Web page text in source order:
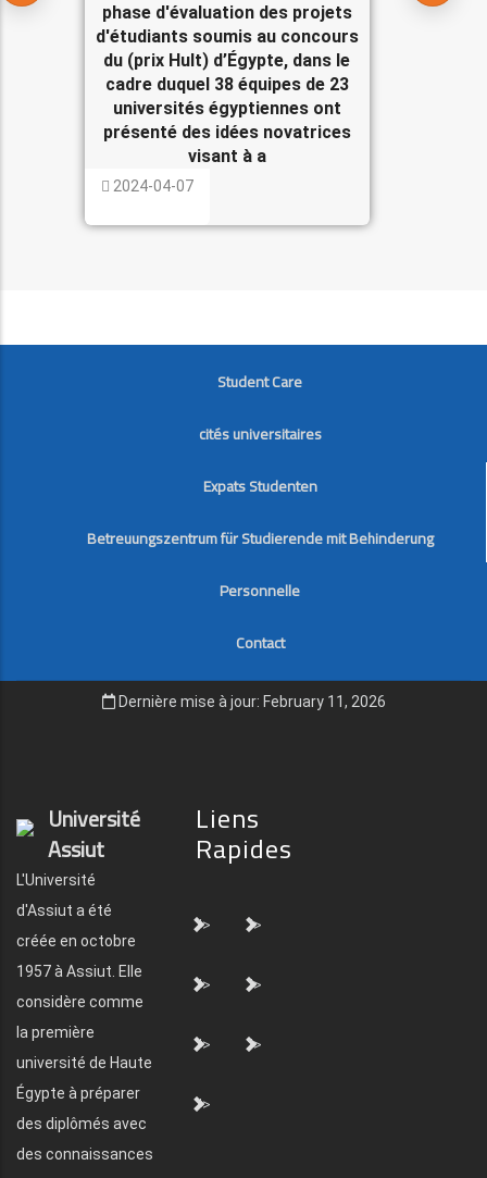
phase d'évaluation des projets
d'étudiants soumis au concours
du (prix Hult) d’Égypte, dans le
cadre duquel 38 équipes de 23
universités égyptiennes ont
présenté des idées novatrices
visant à a
2024-04-07
FOOTER
Student Care
cités universitaires
Expats Studenten
Betreuungszentrum für Studierende mit Behinderung
Personnelle
Contact
Dernière mise à jour: February 11, 2026
Université
Assiut
L'Université
d'Assiut a été
créée en octobre
1957 à Assiut. Elle
considère comme
la première
université de Haute
Égypte à préparer
des diplômés avec
des connaissances
Liens
Rapides
"> ">
"> ">
"> ">
">